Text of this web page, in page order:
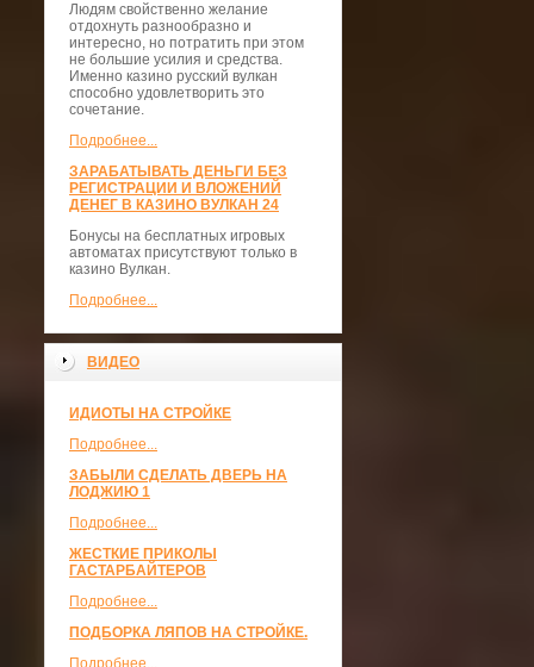
Людям свойственно желание
отдохнуть разнообразно и
интересно, но потратить при этом
не большие усилия и средства.
Именно казино русский вулкан
способно удовлетворить это
сочетание.
Подробнее...
ЗАРАБАТЫВАТЬ ДЕНЬГИ БЕЗ
РЕГИСТРАЦИИ И ВЛОЖЕНИЙ
ДЕНЕГ В КАЗИНО ВУЛКАН 24
Бонусы на бесплатных игровых
автоматах присутствуют только в
казино Вулкан.
Подробнее...
ВИДЕО
ИДИОТЫ НА СТРОЙКЕ
Подробнее...
ЗАБЫЛИ СДЕЛАТЬ ДВЕРЬ НА
ЛОДЖИЮ 1
Подробнее...
ЖЕСТКИЕ ПРИКОЛЫ
ГАСТАРБАЙТЕРОВ
Подробнее...
ПОДБОРКА ЛЯПОВ НА СТРОЙКЕ.
Подробнее...